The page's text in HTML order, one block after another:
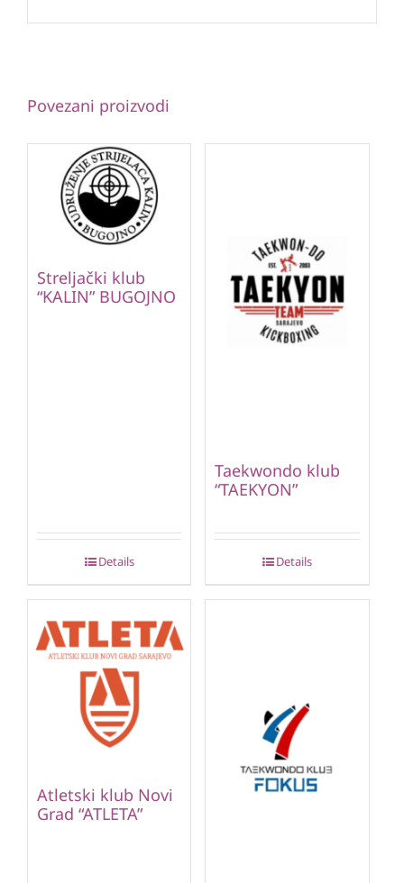
Povezani proizvodi
Streljački klub
“KALIN” BUGOJNO
Details
Taekwondo klub
“TAEKYON”
Details
Atletski klub Novi
Grad “ATLETA”